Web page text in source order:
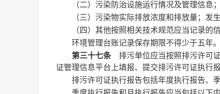
（二）污染防治设施运行情况及管理信
（三）污染物实际排放浓度和排放量；
（四）其他按照相关技术规范应当记录的
环境管理台账记录保存期限不得少于五年
第三十七条排污单位应当按照排污许可证
证管理信息平台上填报、提交排污许可证执行
排污许可证执行报告包括年度执行报告、